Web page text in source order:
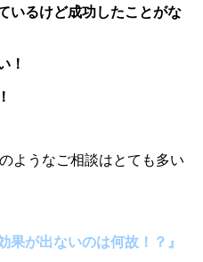
いるけど成功したことがな
！
ようなご相談はとても多い
果が出ないのは何故！？』